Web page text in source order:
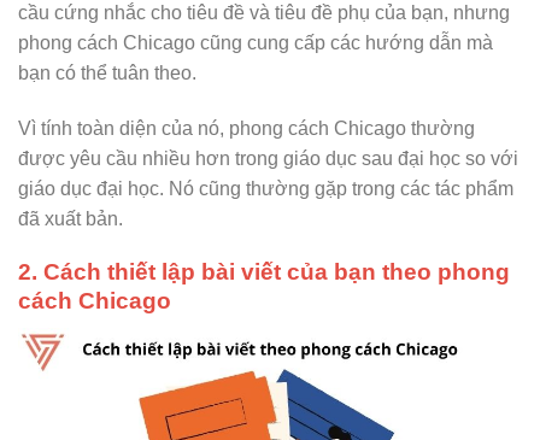
cầu cứng nhắc cho tiêu đề và tiêu đề phụ của bạn, nhưng
phong cách Chicago cũng cung cấp các hướng dẫn mà
bạn có thể tuân theo.
Vì tính toàn diện của nó, phong cách Chicago thường
được yêu cầu nhiều hơn trong giáo dục sau đại học so với
giáo dục đại học. Nó cũng thường gặp trong các tác phẩm
đã xuất bản.
2. Cách thiết lập bài viết của bạn theo phong
cách Chicago